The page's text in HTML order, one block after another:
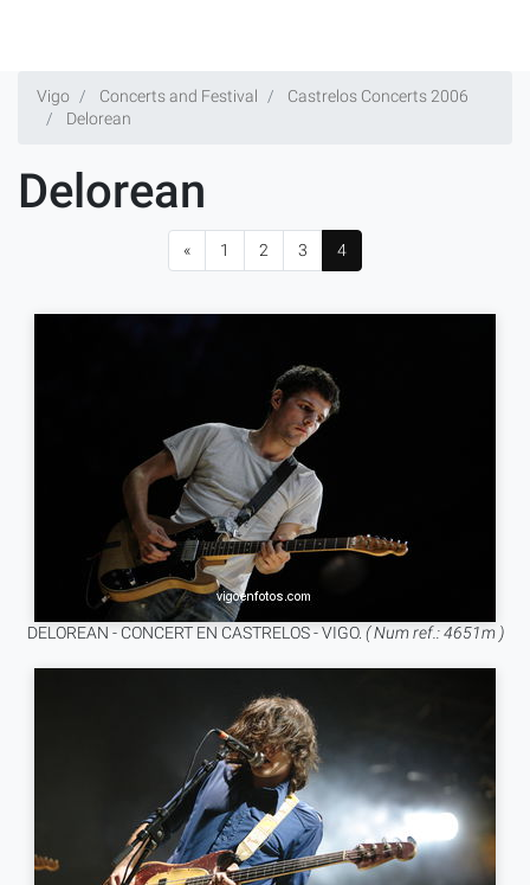
Vigo Concerts and Festival
Castrelos Concerts 2006
Delorean
Delorean
« 1 2 3 4
DELOREAN - CONCERT EN CASTRELOS - VIGO. ( Num ref.: 4651m )